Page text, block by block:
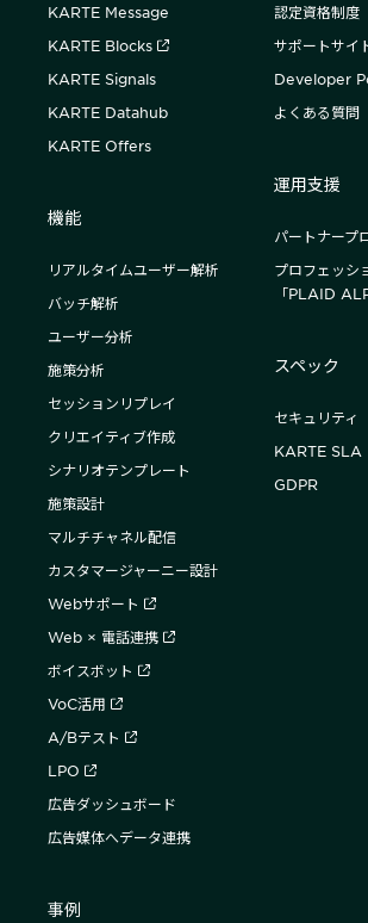
KARTE Message
KARTE Blocks
KARTE Signals
KARTE Datahub
KARTE Offers
機能
リアルタイムユーザー解析
バッチ解析
ユーザー分析
施策分析
セッションリプレイ
クリエイティブ作成
シナリオテンプレート
施策設計
マルチチャネル配信
カスタマージャーニー設計
Webサポート
Web × 電話連携
ボイスボット
VoC活用
A/Bテスト
LPO
広告ダッシュボード
広告媒体へデータ連携
事例
認定資格制度
サポートサイ
Developer
よくある質問
運用支援
パートナープ
プロフェッシ
「PLAID
スペック
セキュリティ
KARTE SLA
GDPR